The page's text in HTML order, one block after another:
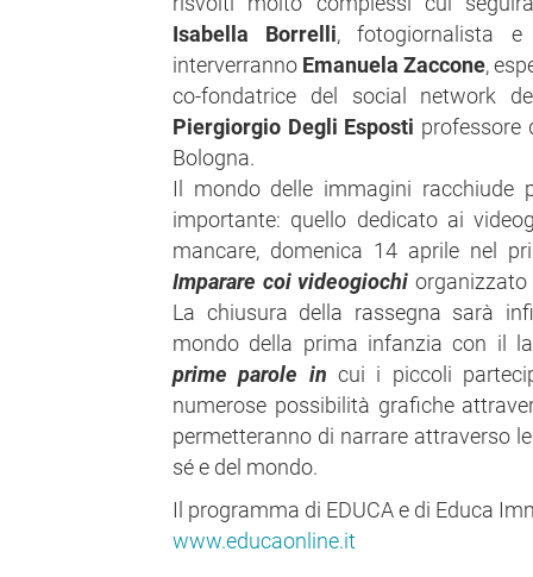
Isabella Borrelli, fotogiornalista
interverranno Emanuela Zaccone,
co-fondatrice del social network
Piergiorgio Degli Esposti professore
Bologna.
Il mondo delle immagini racchiude
importante: quello dedicato ai
mancare, domenica 14 aprile nel
Imparare coi videogiochi
La chiusura della rassegna sarà
mondo della prima infanzia con il
prime parole in cui i piccoli
numerose possibilità grafiche
permetteranno di narrare attraverso
sé e del mondo.
Il programma di EDUCA e di Educa
www.educaonline.it